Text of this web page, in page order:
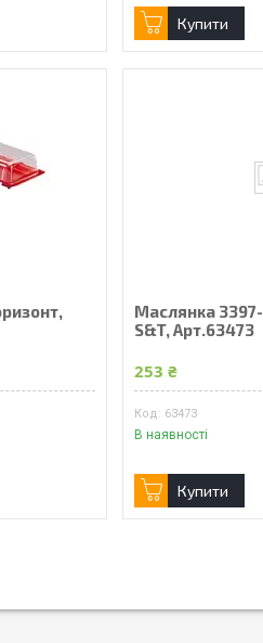
Купити
Маслянка
S&T, Арт.63473
253 ₴
63473
В наявності
Купити